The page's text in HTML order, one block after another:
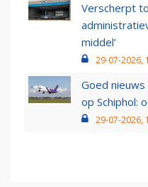
Verscherpt
middel’
29-07-2026,
Goed
op Schiphol:
29-07-2026,